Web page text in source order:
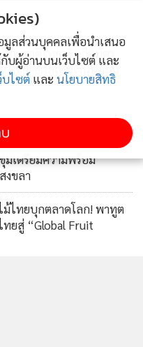
สัญชาติไทยจริง ถือบัตร
-ขยายผลเส้นเงินนอมินี
เตรียมความพร้อม
งขลา
ไทยบุกตลาดโลก! พาทูต
ทยสู่ “Global Fruit
มูลส่วนบุคคลเพื่อนำเสนอ
บผู้อ่านบนเว็บไซต์ และ
บไซต์ และ นโยบายสิทธิ